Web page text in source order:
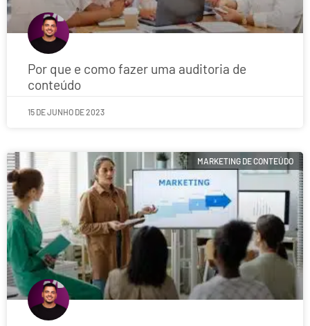
Por que e como fazer uma auditoria de
conteúdo
15 DE JUNHO DE 2023
MARKETING DE CONTEÚDO